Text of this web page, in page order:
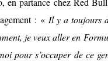
: « Il y a toujours
je veux aller en
pour s’occuper de ce